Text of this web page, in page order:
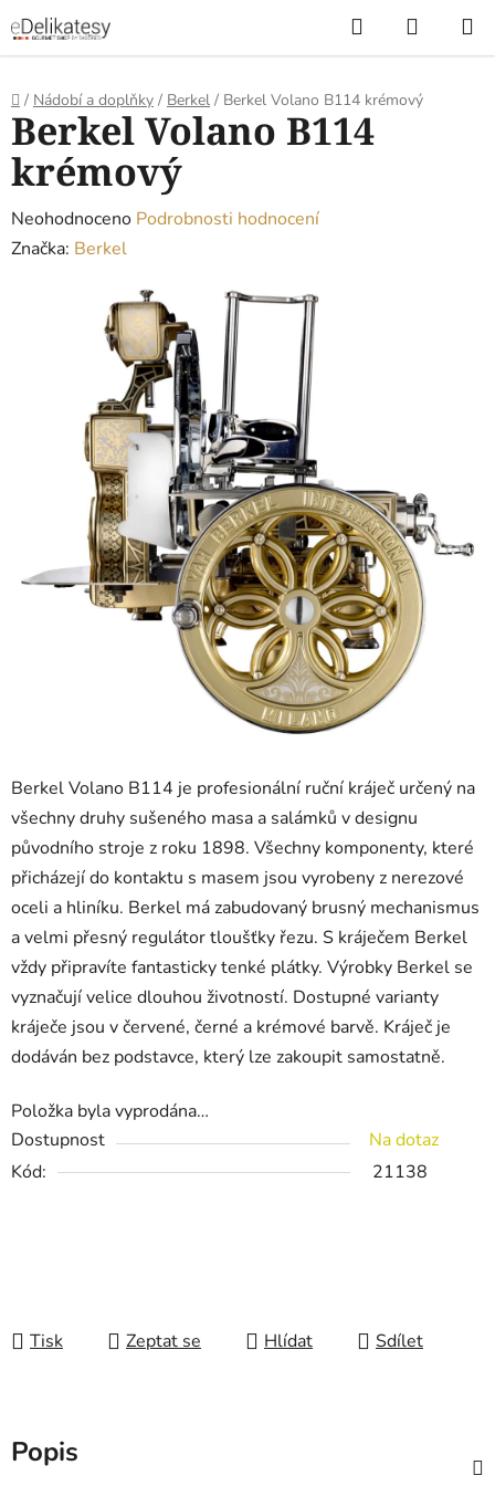
na
obsah
Hledat
KOŠÍK
Domů
/ Nádobí a doplňky / Berkel / Berkel Volano B114 krémový
Berkel Volano B114 je profesionální ruční kráječ určený na
všechny druhy sušeného masa a salámků v designu
původního stroje z roku 1898. Všechny komponenty, které
přicházejí do kontaktu s masem jsou vyrobeny z nerezové
oceli a hliníku. Berkel má zabudovaný brusný mechanismus
a velmi přesný regulátor tloušťky řezu. S kráječem Berkel
vždy připravíte fantasticky tenké plátky. Výrobky Berkel se
vyznačují velice dlouhou životností. Dostupné varianty
kráječe jsou v červené, černé a krémové barvě. Kráječ je
dodáván bez podstavce, který lze zakoupit samostatně.
Položka byla vyprodána…
Dostupnost
Na dotaz
Kód:
21138
Tisk Zeptat se Hlídat Sdílet
Berkel Volano B114
krémový
Průměrné
hodnocení
hvězdiček.
Neohodnoceno Podrobnosti hodnocení
Značka: Berkel
Popis